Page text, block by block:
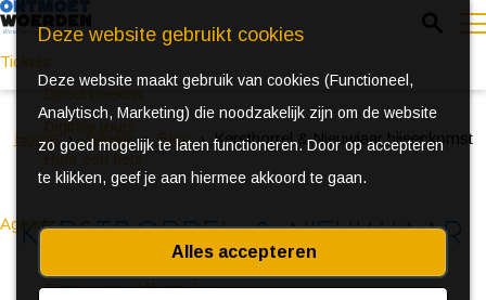
Deze website gebruikt cookies
Deze website maakt gebruik van cookies (Functioneel,
Analytisch, Marketing) die noodzakelijk zijn om de website
zo goed mogelijk te laten functioneren. Door op accepteren
te klikken, geef je aan hiermee akkoord te gaan.
Alles accepteren
e
e
u
Tickets
Direct boeken
Digitale tours
Huur een fiets
Agenda
Ontdek Woerden in de zomer
Event aanmeldformulier
Home Zakelijk Blog Kerstborrel & Nieuwjaar bijeenkomst
Kerstborrel & Nieuwjaar
bijeenkomst